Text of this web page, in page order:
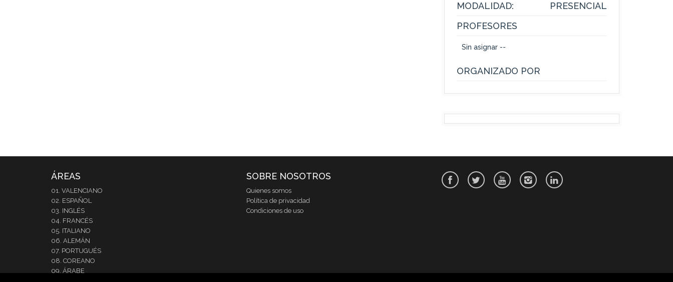
MODALIDAD:
PRESENCIAL
PROFESORES
Sin asignar --
ORGANIZADO POR
ÁREAS
01. VALENCIANO
02. ESPAÑOL
03. INGLÉS
04. FRANCÉS
05. ITALIANO
06. ALEMÁN
07. PORTUGUÉS
08. COREANO
09. ÁRABE
SOBRE NOSOTROS
Quienes somos
Política de privacidad
Condiciones de uso